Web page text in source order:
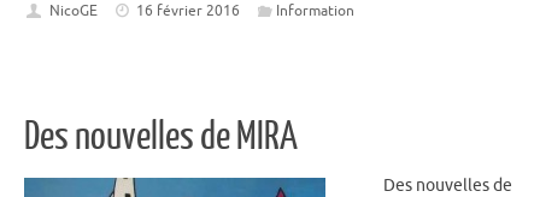
NicoGE 16 février 2016 Information
Des nouvelles de MIRA
Des nouvelles de